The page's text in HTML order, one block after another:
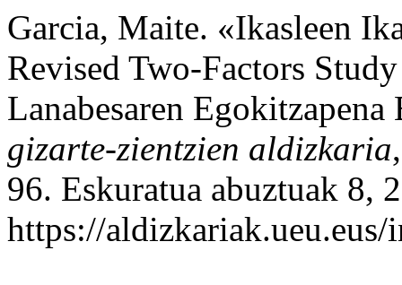
Garcia, Maite. «Ikasleen
Revised Two-Factors
Lanabesaren
gizarte-zientzien aldizkaria
96. Eskuratua abuztuak 8,
https://